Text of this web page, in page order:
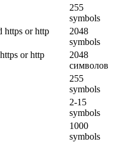
255
symbols
https or http
2048
symbols
or http
2048
символов
255
symbols
2-15
symbols
1000
symbols